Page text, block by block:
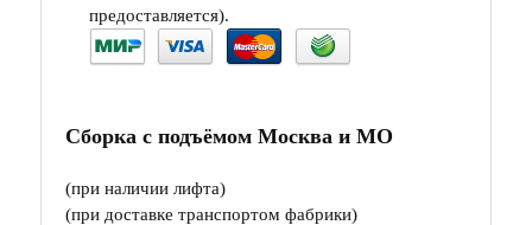
предоставляется).
Сборка с подъёмом Москва и МО
(при наличии лифта)
(при доставке транспортом фабрики)